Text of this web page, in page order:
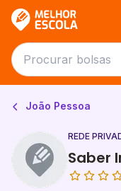
João Pessoa
REDE
Saber